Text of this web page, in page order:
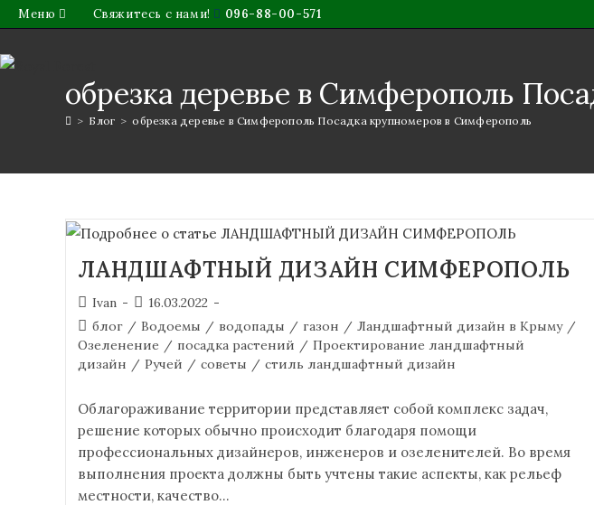
Меню Свяжитесь с нами! 096-88-00-571
обрезка деревье в Симферополь
> Блог > обрезка деревье в Симферополь Посадка крупномеров в Симферополь
ЛАНДШАФТНЫЙ ДИЗАЙН СИМФЕРОПОЛЬ
Ivan
16.03.2022
блог / Водоемы / водопады / газон / Ландшафтный дизайн в Крыму /
Озеленение / посадка растений / Проектирование ландшафтный
дизайн / Ручей / советы / стиль ландшафтный дизайн
Облагораживание территории представляет собой комплекс задач,
решение которых обычно происходит благодаря помощи
профессиональных дизайнеров, инженеров и озеленителей. Во время
выполнения проекта должны быть учтены такие аспекты, как рельеф
местности, качество…